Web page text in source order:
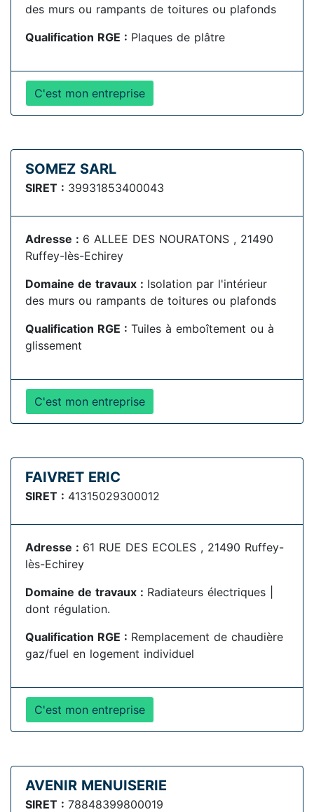
des murs ou rampants de toitures ou plafonds
Qualification RGE : Plaques de plâtre
C'est mon entreprise
SOMEZ SARL
SIRET : 39931853400043
Adresse : 6 ALLEE DES NOURATONS , 21490
Ruffey-lès-Echirey
Domaine de travaux : Isolation par l'intérieur
des murs ou rampants de toitures ou plafonds
Qualification RGE : Tuiles à emboîtement ou à
glissement
C'est mon entreprise
FAIVRET ERIC
SIRET : 41315029300012
Adresse : 61 RUE DES ECOLES , 21490 Ruffey-
lès-Echirey
Domaine de travaux : Radiateurs électriques |
dont régulation.
Qualification RGE : Remplacement de chaudière
gaz/fuel en logement individuel
C'est mon entreprise
AVENIR MENUISERIE
SIRET : 78848399800019